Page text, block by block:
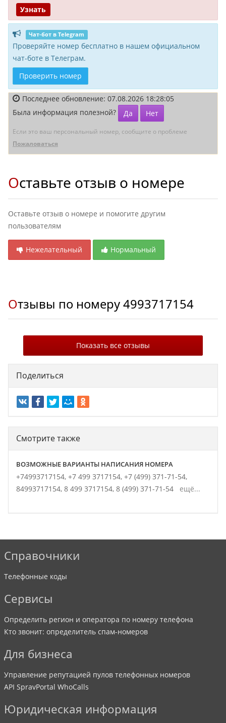
Узнать
Чат-бот в Telegram
Проверяйте номер бесплатно в нашем официальном
чат-боте в Телеграм.
Проверить номер
Последнее обновление: 07.08.2026 18:28:05
Была информация полезной?
Да Нет
Если это ваш персональный номер, сообщите о проблеме
Пожаловаться
Оставьте отзыв о номере
Оставьте отзыв о номере и помогите другим
пользователям
Нежелательный Нормальный
Отзывы по номеру4993717154
Показать все отзывы
Поделиться
Смотрите также
ВОЗМОЖНЫЕ ВАРИАНТЫ НАПИСАНИЯ НОМЕРА
+74993717154, +7 499 3717154, +7 (499) 371-71-54,
84993717154, 8 499 3717154, 8 (499) 371-71-54 ещё...
Справочники
Телефонные коды
Сервисы
Определить регион и оператора по номеру телефона
Кто звонит: определитель спам-номеров
Для бизнеса
Управление репутацией пулов телефонных номеров
API SpravPortal WhoCalls
Юридическая информация